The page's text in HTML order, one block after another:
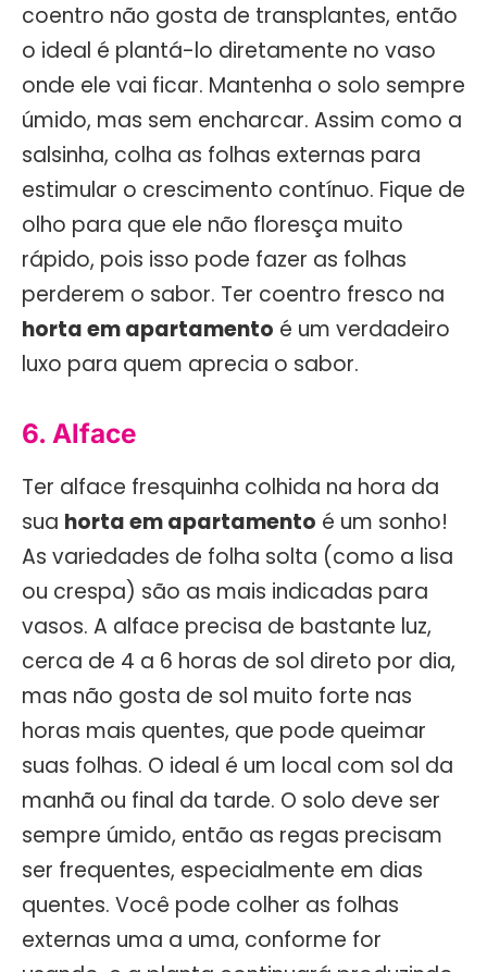
coentro não gosta de transplantes, então
o ideal é plantá-lo diretamente no vaso
onde ele vai ficar. Mantenha o solo sempre
úmido, mas sem encharcar. Assim como a
salsinha, colha as folhas externas para
estimular o crescimento contínuo. Fique de
olho para que ele não floresça muito
rápido, pois isso pode fazer as folhas
perderem o sabor. Ter coentro fresco na
horta em apartamento é um verdadeiro
luxo para quem aprecia o sabor.
6. Alface
Ter alface fresquinha colhida na hora da
sua horta em apartamento é um sonho!
As variedades de folha solta (como a lisa
ou crespa) são as mais indicadas para
vasos. A alface precisa de bastante luz,
cerca de 4 a 6 horas de sol direto por dia,
mas não gosta de sol muito forte nas
horas mais quentes, que pode queimar
suas folhas. O ideal é um local com sol da
manhã ou final da tarde. O solo deve ser
sempre úmido, então as regas precisam
ser frequentes, especialmente em dias
quentes. Você pode colher as folhas
externas uma a uma, conforme for